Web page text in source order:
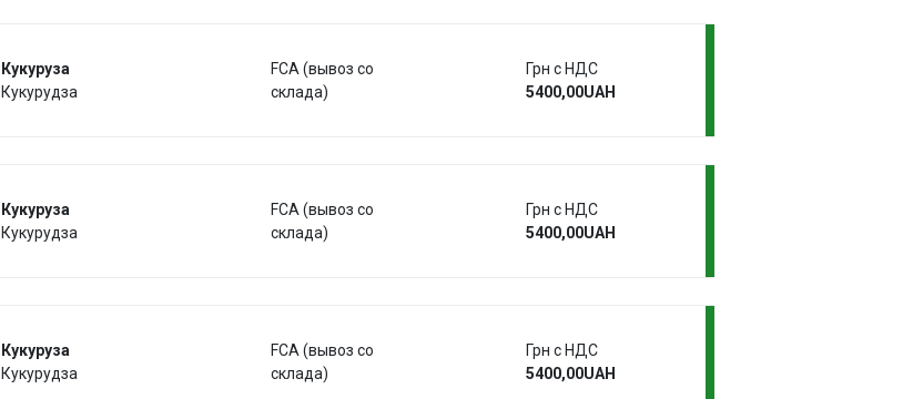
Кукуруза
Кукурудза
FCA (вывоз со
склада)
Грн с НДС
5400,00UAH
Кукуруза
Кукурудза
FCA (вывоз со
склада)
Грн с НДС
5400,00UAH
Кукуруза
Кукурудза
FCA (вывоз со
склада)
Грн с НДС
5400,00UAH